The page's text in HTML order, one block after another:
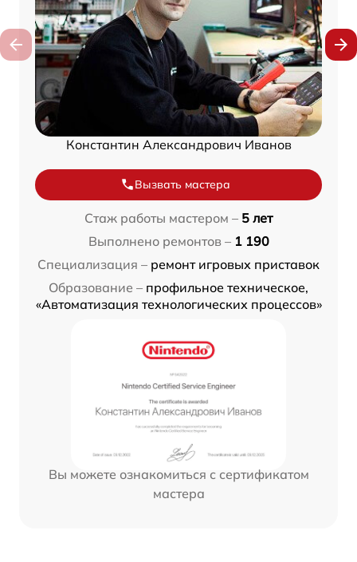
Константин Александрович Иванов
Вызвать мастера
Стаж работы мастером – 5 лет
Выполнено ремонтов – 1 190
Специализация – ремонт игровых приставок
Образование – профильное техническое,
«Автоматизация технологических процессов»
Вы можете ознакомиться с сертификатом
мастера